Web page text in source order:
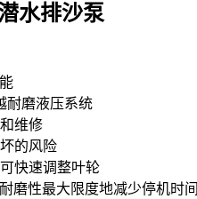
水排沙泵
耐磨液压系统
维修
的风险
快速调整叶轮
磨性最大限度地减少停机时间